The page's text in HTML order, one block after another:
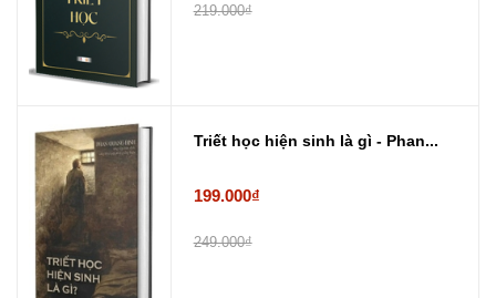
219.000₫
Triết học hiện sinh là gì - Phan...
199.000₫
249.000₫